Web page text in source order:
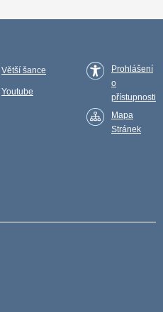
Větší šance
Youtube
Prohlášení
o
přístupnosti
Mapa
Stránek